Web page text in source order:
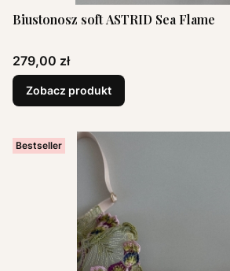
Biustonosz soft ASTRID Sea Flame
Cena
279,00 zł
Zobacz produkt
Bestseller